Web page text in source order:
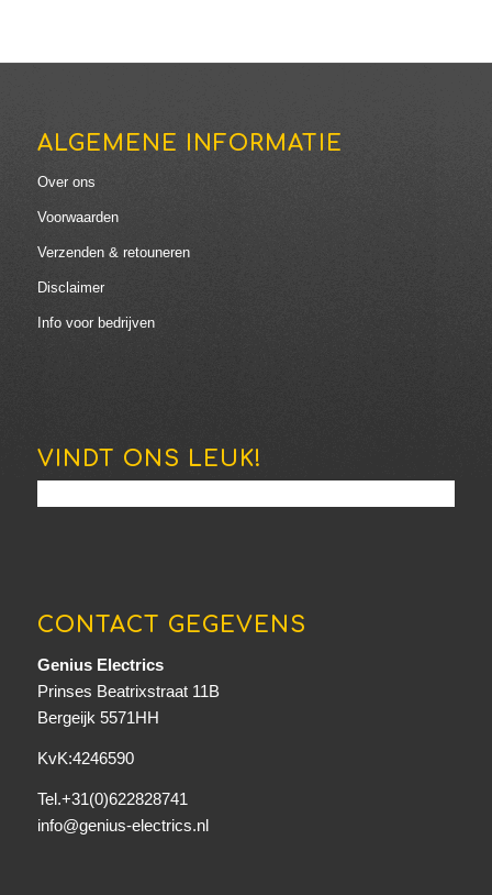
ALGEMENE INFORMATIE
Over ons
Voorwaarden
Verzenden & retouneren
Disclaimer
Info voor bedrijven
VINDT ONS LEUK!
CONTACT GEGEVENS
Genius Electrics
Prinses Beatrixstraat 11B
Bergeijk 5571HH
KvK:4246590
Tel.+31(0)622828741
info@genius-electrics.nl